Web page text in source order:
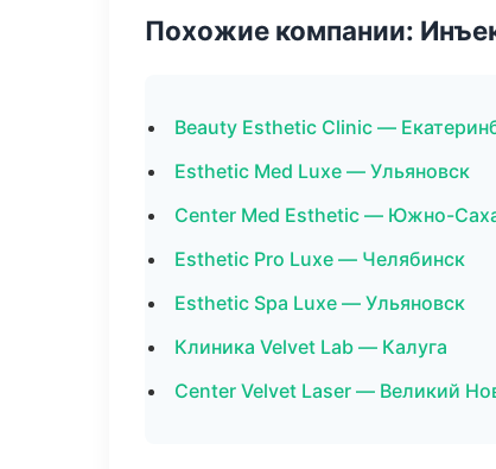
Похожие компании:
Beauty Esthetic Clinic —
Esthetic Med Luxe — Ульяновск
Center Med Esthetic — Южно-
Esthetic Pro Luxe — Челябинск
Esthetic Spa Luxe — Ульяновск
Клиника Velvet Lab — Калуга
Center Velvet Laser — Великий